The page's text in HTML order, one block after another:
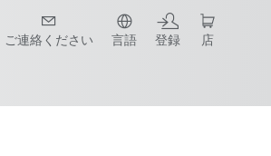
ご連絡ください 言語 登録 店